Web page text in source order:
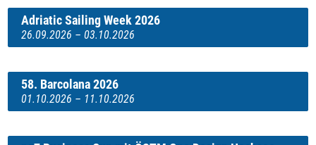
Adriatic Sailing Week 2026
26.09.2026 – 03.10.2026
58. Barcolana 2026
01.10.2026 – 11.10.2026